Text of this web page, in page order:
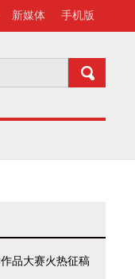
新媒体 手机版
品大赛火热征稿